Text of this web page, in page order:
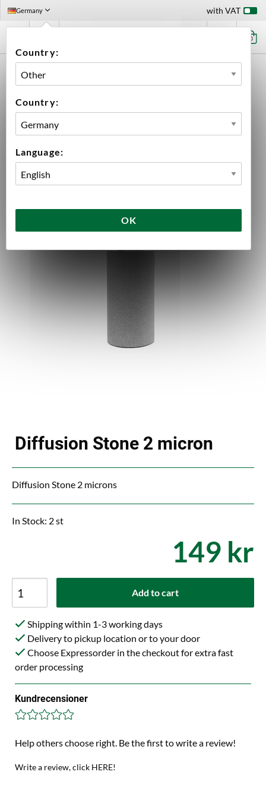
Germany
Country:
Country:
Language:
OK
with VAT
0
DIFFUSION STONE 2 MICRON
Diffusion Stone 2 micron
Diffusion Stone 2 microns
In Stock: 2 st
149 kr
Add to cart
Shipping within 1-3 working days
Delivery to pickup location or to your door
Choose Expressorder in the checkout for extra fast
order processing
Kundrecensioner
Help others choose right. Be the first to write a review!
Write a review, click HERE!